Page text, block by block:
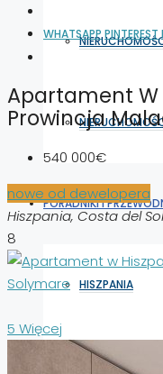
PORADNIKI I
HISZPANIA
WŁOCHY
WHATSAPPPINTEREST
Apartament W
Prowincja
540 000€
nowe od dewelopera
Hiszpania, Costa del Sol
8
5 Więcej